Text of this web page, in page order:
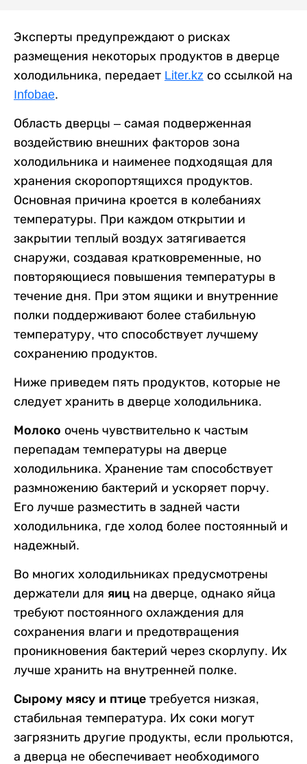
Эксперты предупреждают о рисках
размещения некоторых продуктов в дверце
холодильника, передает Liter.kz со ссылкой на
Infobae.
Область дверцы – самая подверженная
воздействию внешних факторов зона
холодильника и наименее подходящая для
хранения скоропортящихся продуктов.
Основная причина кроется в колебаниях
температуры. При каждом открытии и
закрытии теплый воздух затягивается
снаружи, создавая кратковременные, но
повторяющиеся повышения температуры в
течение дня. При этом ящики и внутренние
полки поддерживают более стабильную
температуру, что способствует лучшему
сохранению продуктов.
Ниже приведем пять продуктов, которые не
следует хранить в дверце холодильника.
Молоко очень чувствительно к частым
перепадам температуры на дверце
холодильника. Хранение там способствует
размножению бактерий и ускоряет порчу.
Его лучше разместить в задней части
холодильника, где холод более постоянный и
надежный.
Во многих холодильниках предусмотрены
держатели для яиц на дверце, однако яйца
требуют постоянного охлаждения для
сохранения влаги и предотвращения
проникновения бактерий через скорлупу. Их
лучше хранить на внутренней полке.
Сырому мясу и птице требуется низкая,
стабильная температура. Их соки могут
загрязнить другие продукты, если прольются,
а дверца не обеспечивает необходимого